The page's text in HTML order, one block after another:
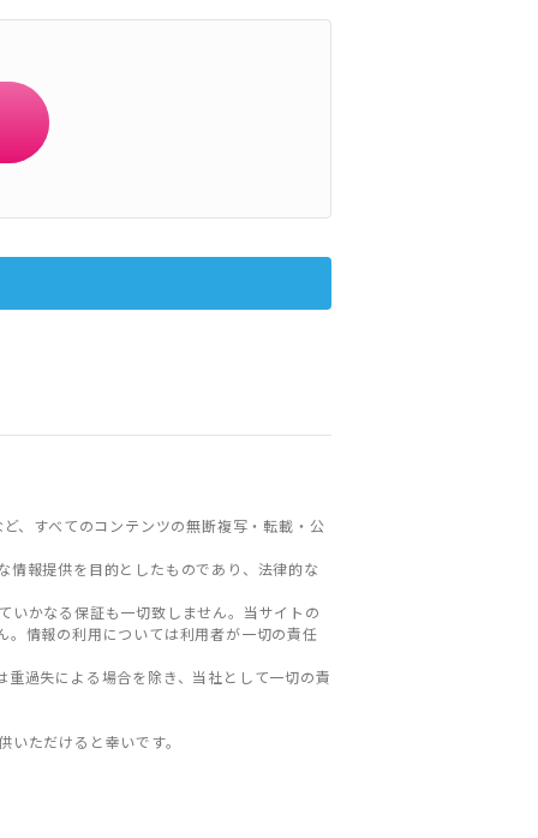
、すべてのコンテンツの無断複写・転載・公
報提供を目的としたものであり、法律的な
いかなる保証も一切致しません。当サイトの
情報の利用については利用者が一切の責任
過失による場合を除き、当社として一切の責
ただけると幸いです。